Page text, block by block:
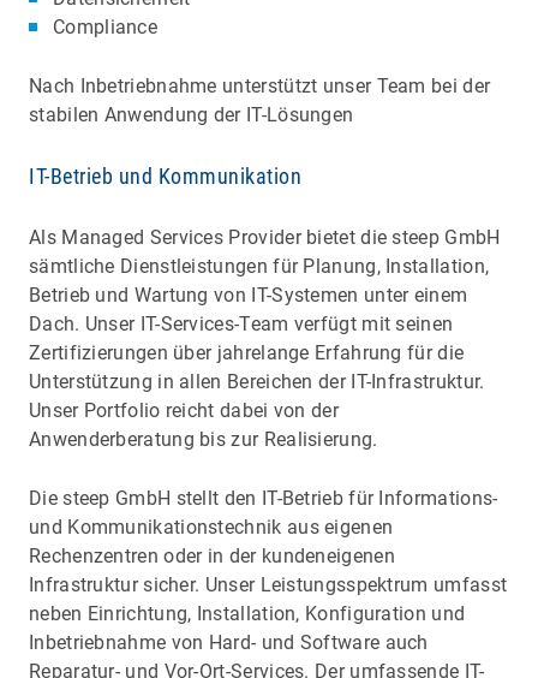
Compliance
Nach Inbetriebnahme unterstützt unser Team bei der
stabilen Anwendung der IT-Lösungen
IT-Betrieb und Kommunikation
Als Managed Services Provider bietet die steep GmbH
sämtliche Dienstleistungen für Planung, Installation,
Betrieb und Wartung von IT-Systemen unter einem
Dach. Unser IT-Services-Team verfügt mit seinen
Zertifizierungen über jahrelange Erfahrung für die
Unterstützung in allen Bereichen der IT-Infrastruktur.
Unser Portfolio reicht dabei von der
Anwenderberatung bis zur Realisierung.
Die steep GmbH stellt den IT-Betrieb für Informations-
und Kommunikationstechnik aus eigenen
Rechenzentren oder in der kundeneigenen
Infrastruktur sicher. Unser Leistungsspektrum umfasst
neben Einrichtung, Installation, Konfiguration und
Inbetriebnahme von Hard- und Software auch
Reparatur- und Vor-Ort-Services. Der umfassende IT-